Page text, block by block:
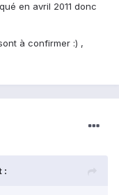
en avril 2011 donc
à confirmer :) ,
: